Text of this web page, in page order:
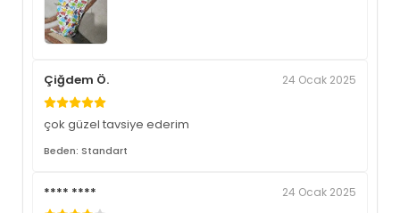
Çiğdem Ö. 24 Ocak 2025
çok güzel tavsiye ederim
Beden: Standart
**** **** 24 Ocak 2025